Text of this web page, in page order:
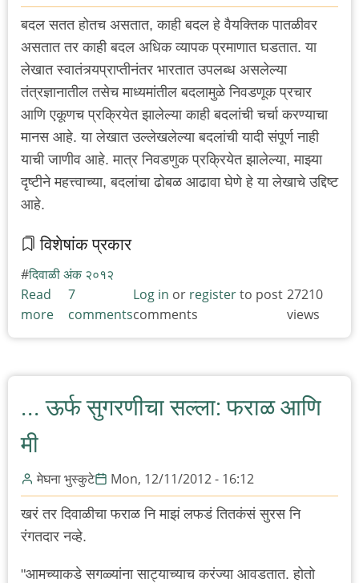
बदल सतत होतच असतात, काही बदल हे वैयक्तिक पातळीवर
असतात तर काही बदल अधिक व्यापक प्रमाणात घडतात. या
लेखात स्वातंत्र्यप्राप्तीनंतर भारतात उपलब्ध असलेल्या
तंत्रज्ञानातील तसेच माध्यमांतील बदलामुळे निवडणूक प्रचार
आणि एकूणच प्रक्रियेत झालेल्या काही बदलांची चर्चा करण्याचा
मानस आहे. या लेखात उल्लेखलेल्या बदलांची यादी संपूर्ण नाही
याची जाणीव आहे. मात्र निवडणुक प्रक्रियेत झालेल्या, माझ्या
दृष्टीने महत्त्वाच्या, बदलांचा ढोबळ आढावा घेणे हे या लेखाचे उद्दिष्ट
आहे.
विशेषांक प्रकार
दिवाळी अंक २०१२
Read
more about
बदलती
आणि
निवडणूका
7
comments
Log in or registerto post
comments
27210
views
... ऊर्फ सुगरणीचा सल्ला: फराळ आणि
मी
मेघना भुस्कुटे Mon, 12/11/2012 - 16:12
खरं तर दिवाळीचा फराळ नि माझं लफडं तितकंसं सुरस नि
रंगतदार नव्हे.
"आमच्याकडे सगळ्यांना साट्याच्याच करंज्या आवडतात. होतो